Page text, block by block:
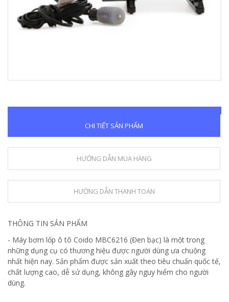
CHI TIẾT SẢN PHẨM
HƯỚNG DẪN MUA HÀNG
HƯỚNG DẪN THANH TOÁN
THÔNG TIN SẢN PHẨM
- Máy bơm lốp ô tô Coido MBC6216 (Đen bạc) là một trong
những dụng cụ có thương hiệu được người dùng ưa chuộng
nhất hiện nay. Sản phẩm được sản xuất theo tiêu chuẩn quốc tế,
chất lượng cao, dễ sử dụng, không gây nguy hiểm cho người
dùng.